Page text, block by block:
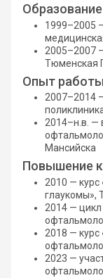
Образование
1999–2005
2005–2007
Тюменская
Опыт работы
2007–2014
2014–н.в. —
Мансийска
Повышение
2010 — курс
глаукомы»,
2014 —
2018 — курс
2023 —